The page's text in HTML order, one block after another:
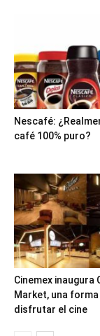
Nescafé:
café 100% puro?
Cinemex inaugura
Market, una
disfrutar el cine